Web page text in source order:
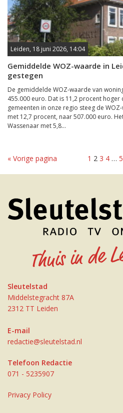
Leiden, 18 juni 2026, 14:04
Gemiddelde WOZ-waarde in
gestegen
De gemiddelde WOZ-waarde van
455.000 euro. Dat is 11,2 procent hoger
gemeenten in onze regio steeg de
met 12,7 procent, naar 507.000 euro.
Wassenaar met 5,8...
« Vorige pagina 1 2 3 4 …
Sleutelstad
Middelstegracht 87A
2312 TT Leiden
E-mail
redactie@sleutelstad.nl
Telefoon Redactie
071 - 5235907
Privacy Policy